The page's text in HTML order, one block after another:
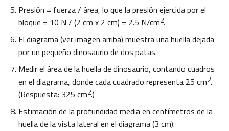
Presión = fuerza / área, lo que la presión ejercida por el
bloque = 10 N / (2 cm x 2 cm) = 2.5 N/cm2.
El diagrama (ver imagen arriba) muestra una huella dejada
por un pequeño dinosaurio de dos patas.
Medir el área de la huella de dinosaurio, contando cuadros
en el diagrama, donde cada cuadrado representa 25 cm2.
(Respuesta: 325 cm2.)
Estimación de la profundidad media en centímetros de la
huella de la vista lateral en el diagrama (3 cm).